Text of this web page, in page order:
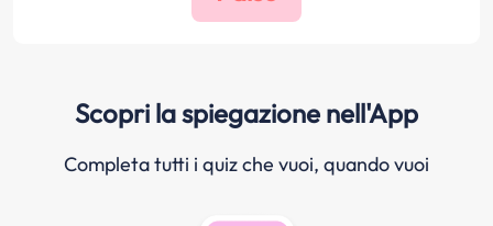
Scopri la spiegazione nell'App
Completa tutti i quiz che vuoi, quando vuoi